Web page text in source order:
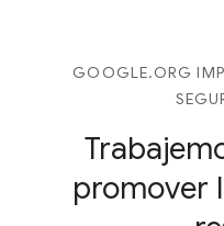
GOOGLE.ORG
promover